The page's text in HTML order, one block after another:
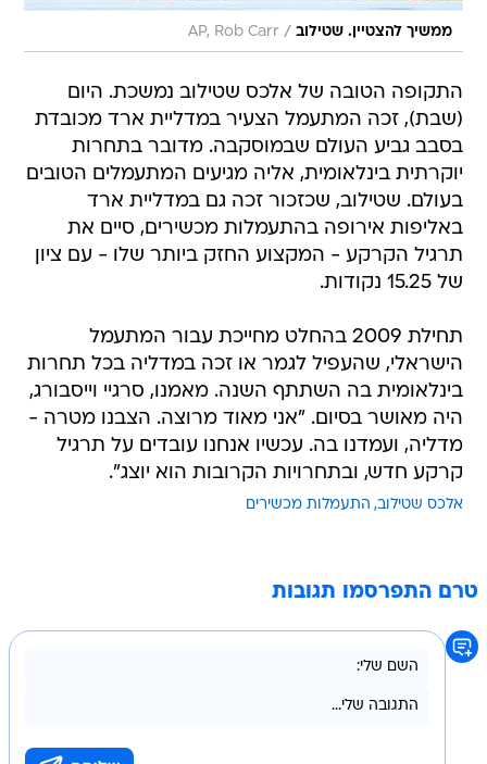
ממשיך להצטיין. שטילוב /
AP, Rob Carr
התקופה הטובה של אלכס שטילוב נמשכת. היום
(שבת), זכה המתעמל הצעיר במדליית ארד מכובדת
בסבב גביע העולם שבמוסקבה. מדובר בתחרות
יוקרתית בינלאומית, אליה מגיעים המתעמלים הטובים
בעולם. שטילוב, שכזכור זכה גם במדליית ארד
באליפות אירופה בהתעמלות מכשירים, סיים את
תרגיל הקרקע - המקצוע החזק ביותר שלו - עם ציון
של 15.25 נקודות.
תחילת 2009 בהחלט מחייכת עבור המתעמל
הישראלי, שהעפיל לגמר או זכה במדליה בכל תחרות
בינלאומית בה השתתף השנה. מאמנו, סרגיי וייסבורג,
היה מאושר בסיום. "אני מאוד מרוצה. הצבנו מטרה -
מדליה, ועמדנו בה. עכשיו אנחנו עובדים על תרגיל
קרקע חדש, ובתחרויות הקרובות הוא יוצג".
אלכס שטילוב התעמלות מכשירים
טרם התפרסמו תגובות